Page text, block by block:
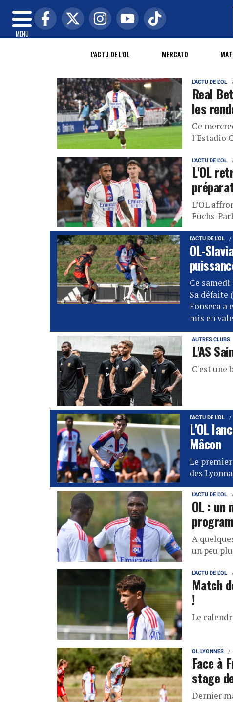
MENU
L'ACTU DE L'OL MERCATO
L'ACTU DE L'OL
Real
les
Ce
l'Estadio
L'ACTU DE L'OL
L'OL
L’OL
Fuchs-
L'ACTU DE L'OL
OL-
Ce
Sa défaite
Fonseca a
mis en
AUTRES CLUBS
L'AS
C'est une
L'ACTU DE L'OL
L'OL
Mâcon
Le
des
L'ACTU DE L'OL
OL : un
A
un peu
L'ACTU DE L'OL
Match
!
Le
OL LYONNES
Face à
stage
Dernier